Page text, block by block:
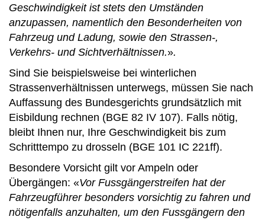
Geschwindigkeit ist stets den Umständen
anzupassen, namentlich den Besonderheiten von
Fahrzeug und Ladung, sowie den Strassen‑,
Verkehrs- und Sichtverhältnissen.».
Sind Sie beispielsweise bei winterlichen
Strassenverhältnissen unterwegs, müssen Sie nach
Auffassung des Bundesgerichts grundsätzlich mit
Eisbildung rechnen (BGE 82 IV 107). Falls nötig,
bleibt Ihnen nur, Ihre Geschwindigkeit bis zum
Schritttempo zu drosseln (BGE 101 IC 221ff).
Besondere Vorsicht gilt vor Ampeln oder
Übergängen: «Vor Fussgängerstreifen hat der
Fahrzeugführer besonders vorsichtig zu fahren und
nötigenfalls anzuhalten, um den Fussgängern den